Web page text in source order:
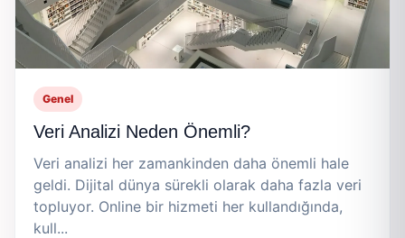
Genel
Veri Analizi Neden Önemli?
Veri analizi her zamankinden daha önemli hale
geldi. Dijital dünya sürekli olarak daha fazla veri
topluyor. Online bir hizmeti her kullandığında,
kull...